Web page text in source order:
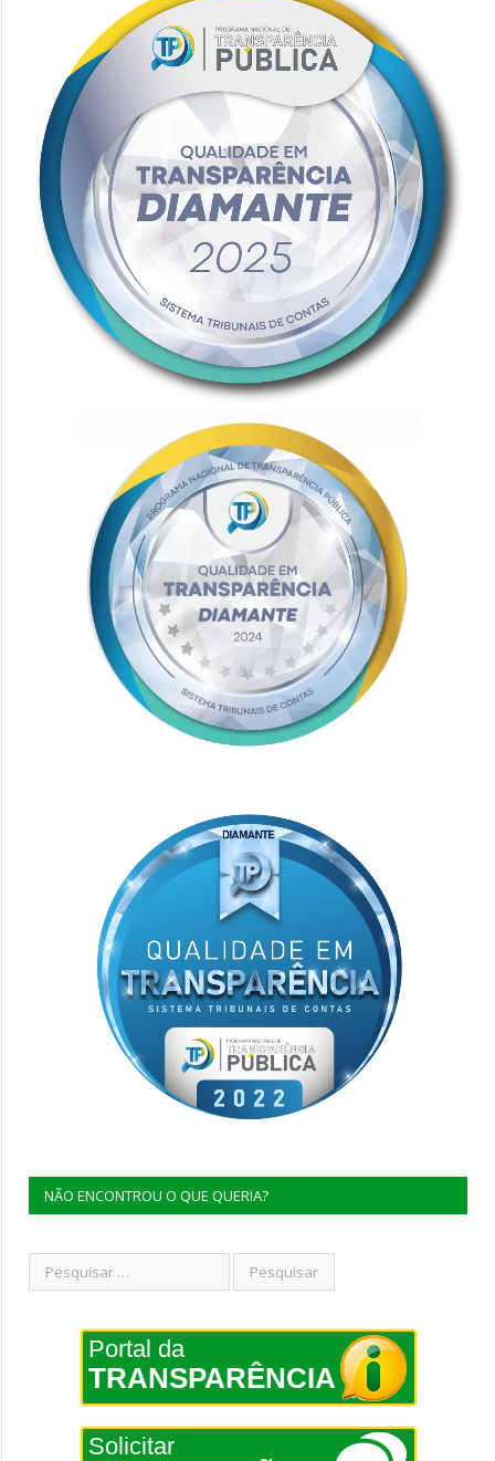
NÃO ENCONTROU O QUE QUERIA?
Portal da
TRANSPARÊNCIA
Solicitar